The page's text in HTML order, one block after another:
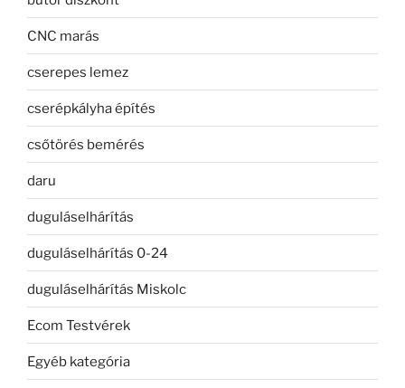
CNC marás
cserepes lemez
cserépkályha építés
csőtörés bemérés
daru
duguláselhárítás
duguláselhárítás 0-24
duguláselhárítás Miskolc
Ecom Testvérek
Egyéb kategória